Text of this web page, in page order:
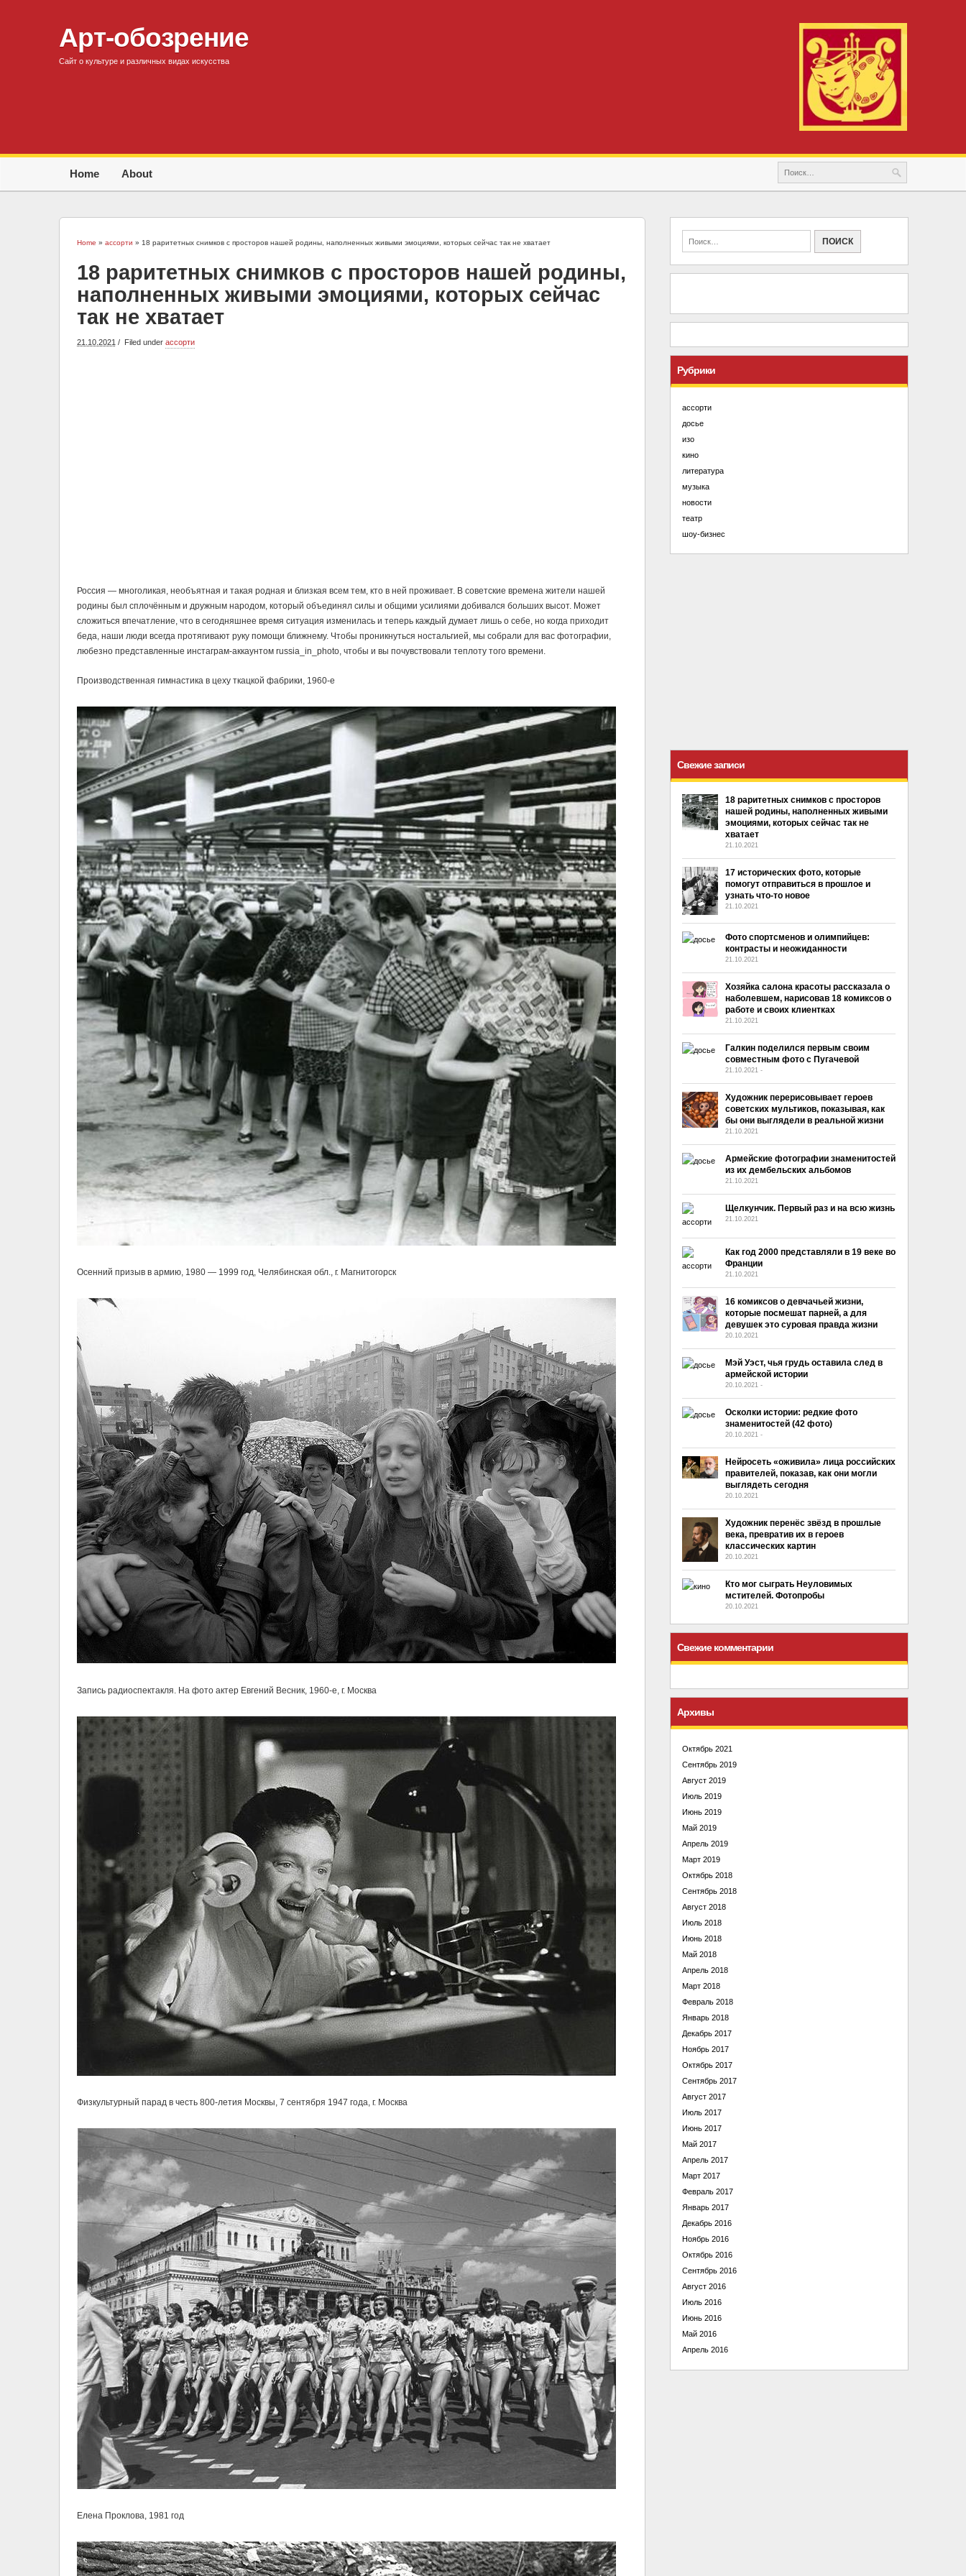
Арт-обозрение
Сайт о культуре и различных видах искусства
Home About
Home » ассорти » 18 раритетных снимков с просторов нашей родины, наполненных живыми эмоциями, которых сейчас так не хватает
18 раритетных снимков с просторов нашей родины,
наполненных живыми эмоциями, которых сейчас
так не хватает
21.10.2021 Filed under ассорти
Россия — многоликая, необъятная и такая родная и близкая всем тем, кто в ней проживает. В советские времена жители нашей
родины был сплочённым и дружным народом, который объединял силы и общими усилиями добивался больших высот. Может
сложиться впечатление, что в сегодняшнее время ситуация изменилась и теперь каждый думает лишь о себе, но когда приходит
беда, наши люди всегда протягивают руку помощи ближнему. Чтобы проникнуться ностальгией, мы собрали для вас фотографии,
любезно представленные инстаграм-аккаунтом russia_in_photo, чтобы и вы почувствовали теплоту того времени.
Производственная гимнастика в цеху ткацкой фабрики, 1960-е
Осенний призыв в армию, 1980 — 1999 год, Челябинская обл., г. Магнитогорск
Запись радиоспектакля. На фото актер Евгений Весник, 1960-е, г. Москва
Физкультурный парад в честь 800-летия Москвы, 7 сентября 1947 года, г. Москва
Елена Проклова, 1981 год
Рубрики
ассорти
досье
изо
кино
литература
музыка
новости
театр
шоу-бизнес
Свежие записи
18 раритетных снимков с просторов
нашей родины, наполненных живыми
эмоциями, которых сейчас так не
хватает
21.10.2021
17 исторических фото, которые
помогут отправиться в прошлое и
узнать что-то новое
21.10.2021
Фото спортсменов и олимпийцев:
контрасты и неожиданности
21.10.2021
Хозяйка салона красоты рассказала о
наболевшем, нарисовав 18 комиксов о
работе и своих клиентках
21.10.2021
Галкин поделился первым своим
совместным фото с Пугачевой
21.10.2021-
Художник перерисовывает героев
советских мультиков, показывая, как
бы они выглядели в реальной жизни
21.10.2021
Армейские фотографии знаменитостей
из их дембельских альбомов
21.10.2021
Щелкунчик. Первый раз и на всю жизнь
21.10.2021
Как год 2000 представляли в 19 веке во
Франции
21.10.2021
16 комиксов о девчачьей жизни,
которые посмешат парней, а для
девушек это суровая правда жизни
20.10.2021
Мэй Уэст, чья грудь оставила след в
армейской истории
20.10.2021-
Осколки истории: редкие фото
знаменитостей (42 фото)
20.10.2021-
Нейросеть «оживила» лица российских
правителей, показав, как они могли
выглядеть сегодня
20.10.2021
Художник перенёс звёзд в прошлые
века, превратив их в героев
классических картин
20.10.2021
Кто мог сыграть Неуловимых
мстителей. Фотопробы
20.10.2021
Свежие комментарии
Архивы
Октябрь 2021
Сентябрь 2019
Август 2019
Июль 2019
Июнь 2019
Май 2019
Апрель 2019
Март 2019
Октябрь 2018
Сентябрь 2018
Август 2018
Июль 2018
Июнь 2018
Май 2018
Апрель 2018
Март 2018
Февраль 2018
Январь 2018
Декабрь 2017
Ноябрь 2017
Октябрь 2017
Сентябрь 2017
Август 2017
Июль 2017
Июнь 2017
Май 2017
Апрель 2017
Март 2017
Февраль 2017
Январь 2017
Декабрь 2016
Ноябрь 2016
Октябрь 2016
Сентябрь 2016
Август 2016
Июль 2016
Июнь 2016
Май 2016
Апрель 2016